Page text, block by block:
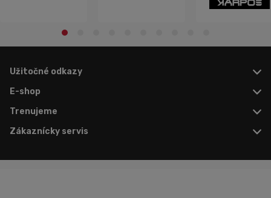
Užitočné odkazy
E-shop
Trenujeme
Zákaznícky servis